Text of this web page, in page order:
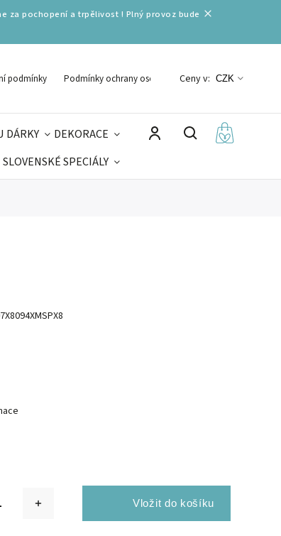
za pochopení a trpělivost ! Plný provoz bude
podmínky Podmínky ochrany osobních údajů
Ceny v: CZK
DÁRKY
DEKORACE
SLOVENSKÉ SPECIÁLY